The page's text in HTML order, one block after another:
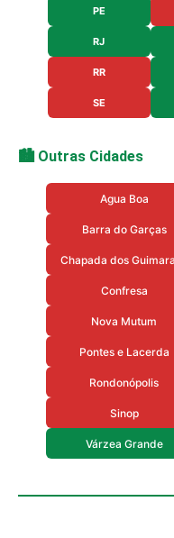
PE
RJ
RR
SE
🏙️ Outras Cidades
Agua Boa
Barra do Garças
Chapada dos
Confresa
Nova Mutum
Pontes e Lacerda
Rondonópolis
Sinop
Várzea Grande